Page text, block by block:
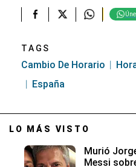
TAGS
Cambio De Horario
España
LO MÁS VISTO
Murió
Messi